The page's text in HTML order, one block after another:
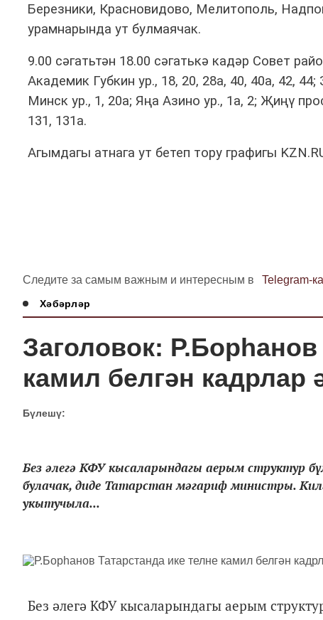
Березники, Красновидово, Мелитополь,
урамнарында ут булмаячак.
9.00 сәгатьтән 18.00 сәгатькә кадәр Совет
Академик Губкин ур., 18, 20, 28а, 40, 40а, 42,
Минск ур., 1, 20а; Яңа Азино ур., 1а, 2; Җиңү
131, 131а.
Агымдагы атнага ут бетеп тору графигы
Следите за самым важным и интересным в Telegram-
Хәбәрләр
Заголовок: Р.Борһанов
камил белгән кадрлар
Бүлешү:
Без әлегә КФУ кысаларындагы аерым структур
булачак, диде Татарстан мәгариф министры.
укытучыла...
Без әлегә КФУ кысаларындагы аерым